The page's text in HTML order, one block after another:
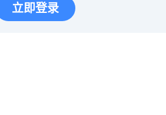
立即登录